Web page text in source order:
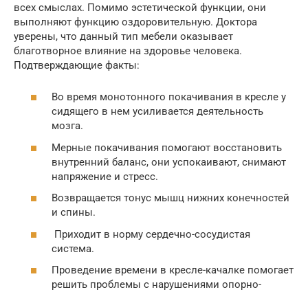
всех смыслах. Помимо эстетической функции, они
выполняют функцию оздоровительную. Доктора
уверены, что данный тип мебели оказывает
благотворное влияние на здоровье человека.
Подтверждающие факты:
Во время монотонного покачивания в кресле у
сидящего в нем усиливается деятельность
мозга.
Мерные покачивания помогают восстановить
внутренний баланс, они успокаивают, снимают
напряжение и стресс.
Возвращается тонус мышц нижних конечностей
и спины.
Приходит в норму сердечно-сосудистая
система.
Проведение времени в кресле-качалке помогает
решить проблемы с нарушениями опорно-